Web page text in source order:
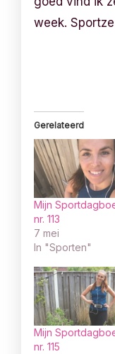
week.
Gerelateerd
Mijn
nr. 113
7 mei
In "Sporten"
Mijn
nr. 115